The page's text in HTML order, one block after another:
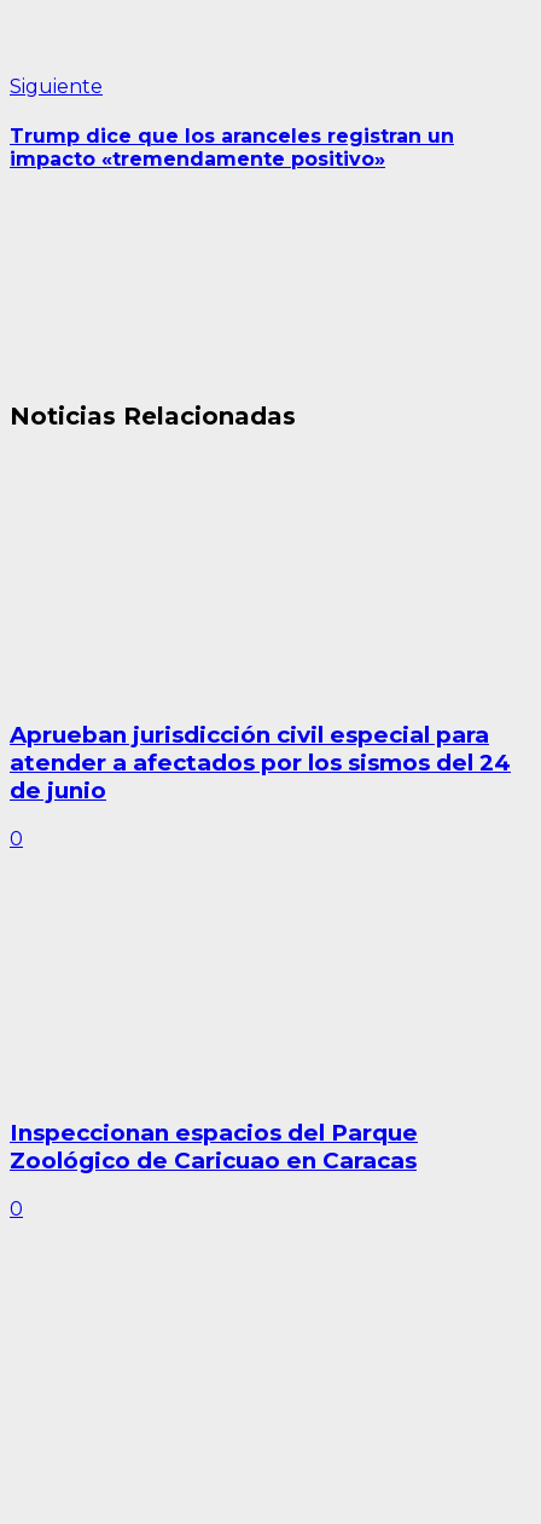
Siguiente
Trump dice que los aranceles registran un
impacto «tremendamente positivo»
Noticias Relacionadas
Aprueban jurisdicción civil especial para
atender a afectados por los sismos del 24
de junio
0
Inspeccionan espacios del Parque
Zoológico de Caricuao en Caracas
0